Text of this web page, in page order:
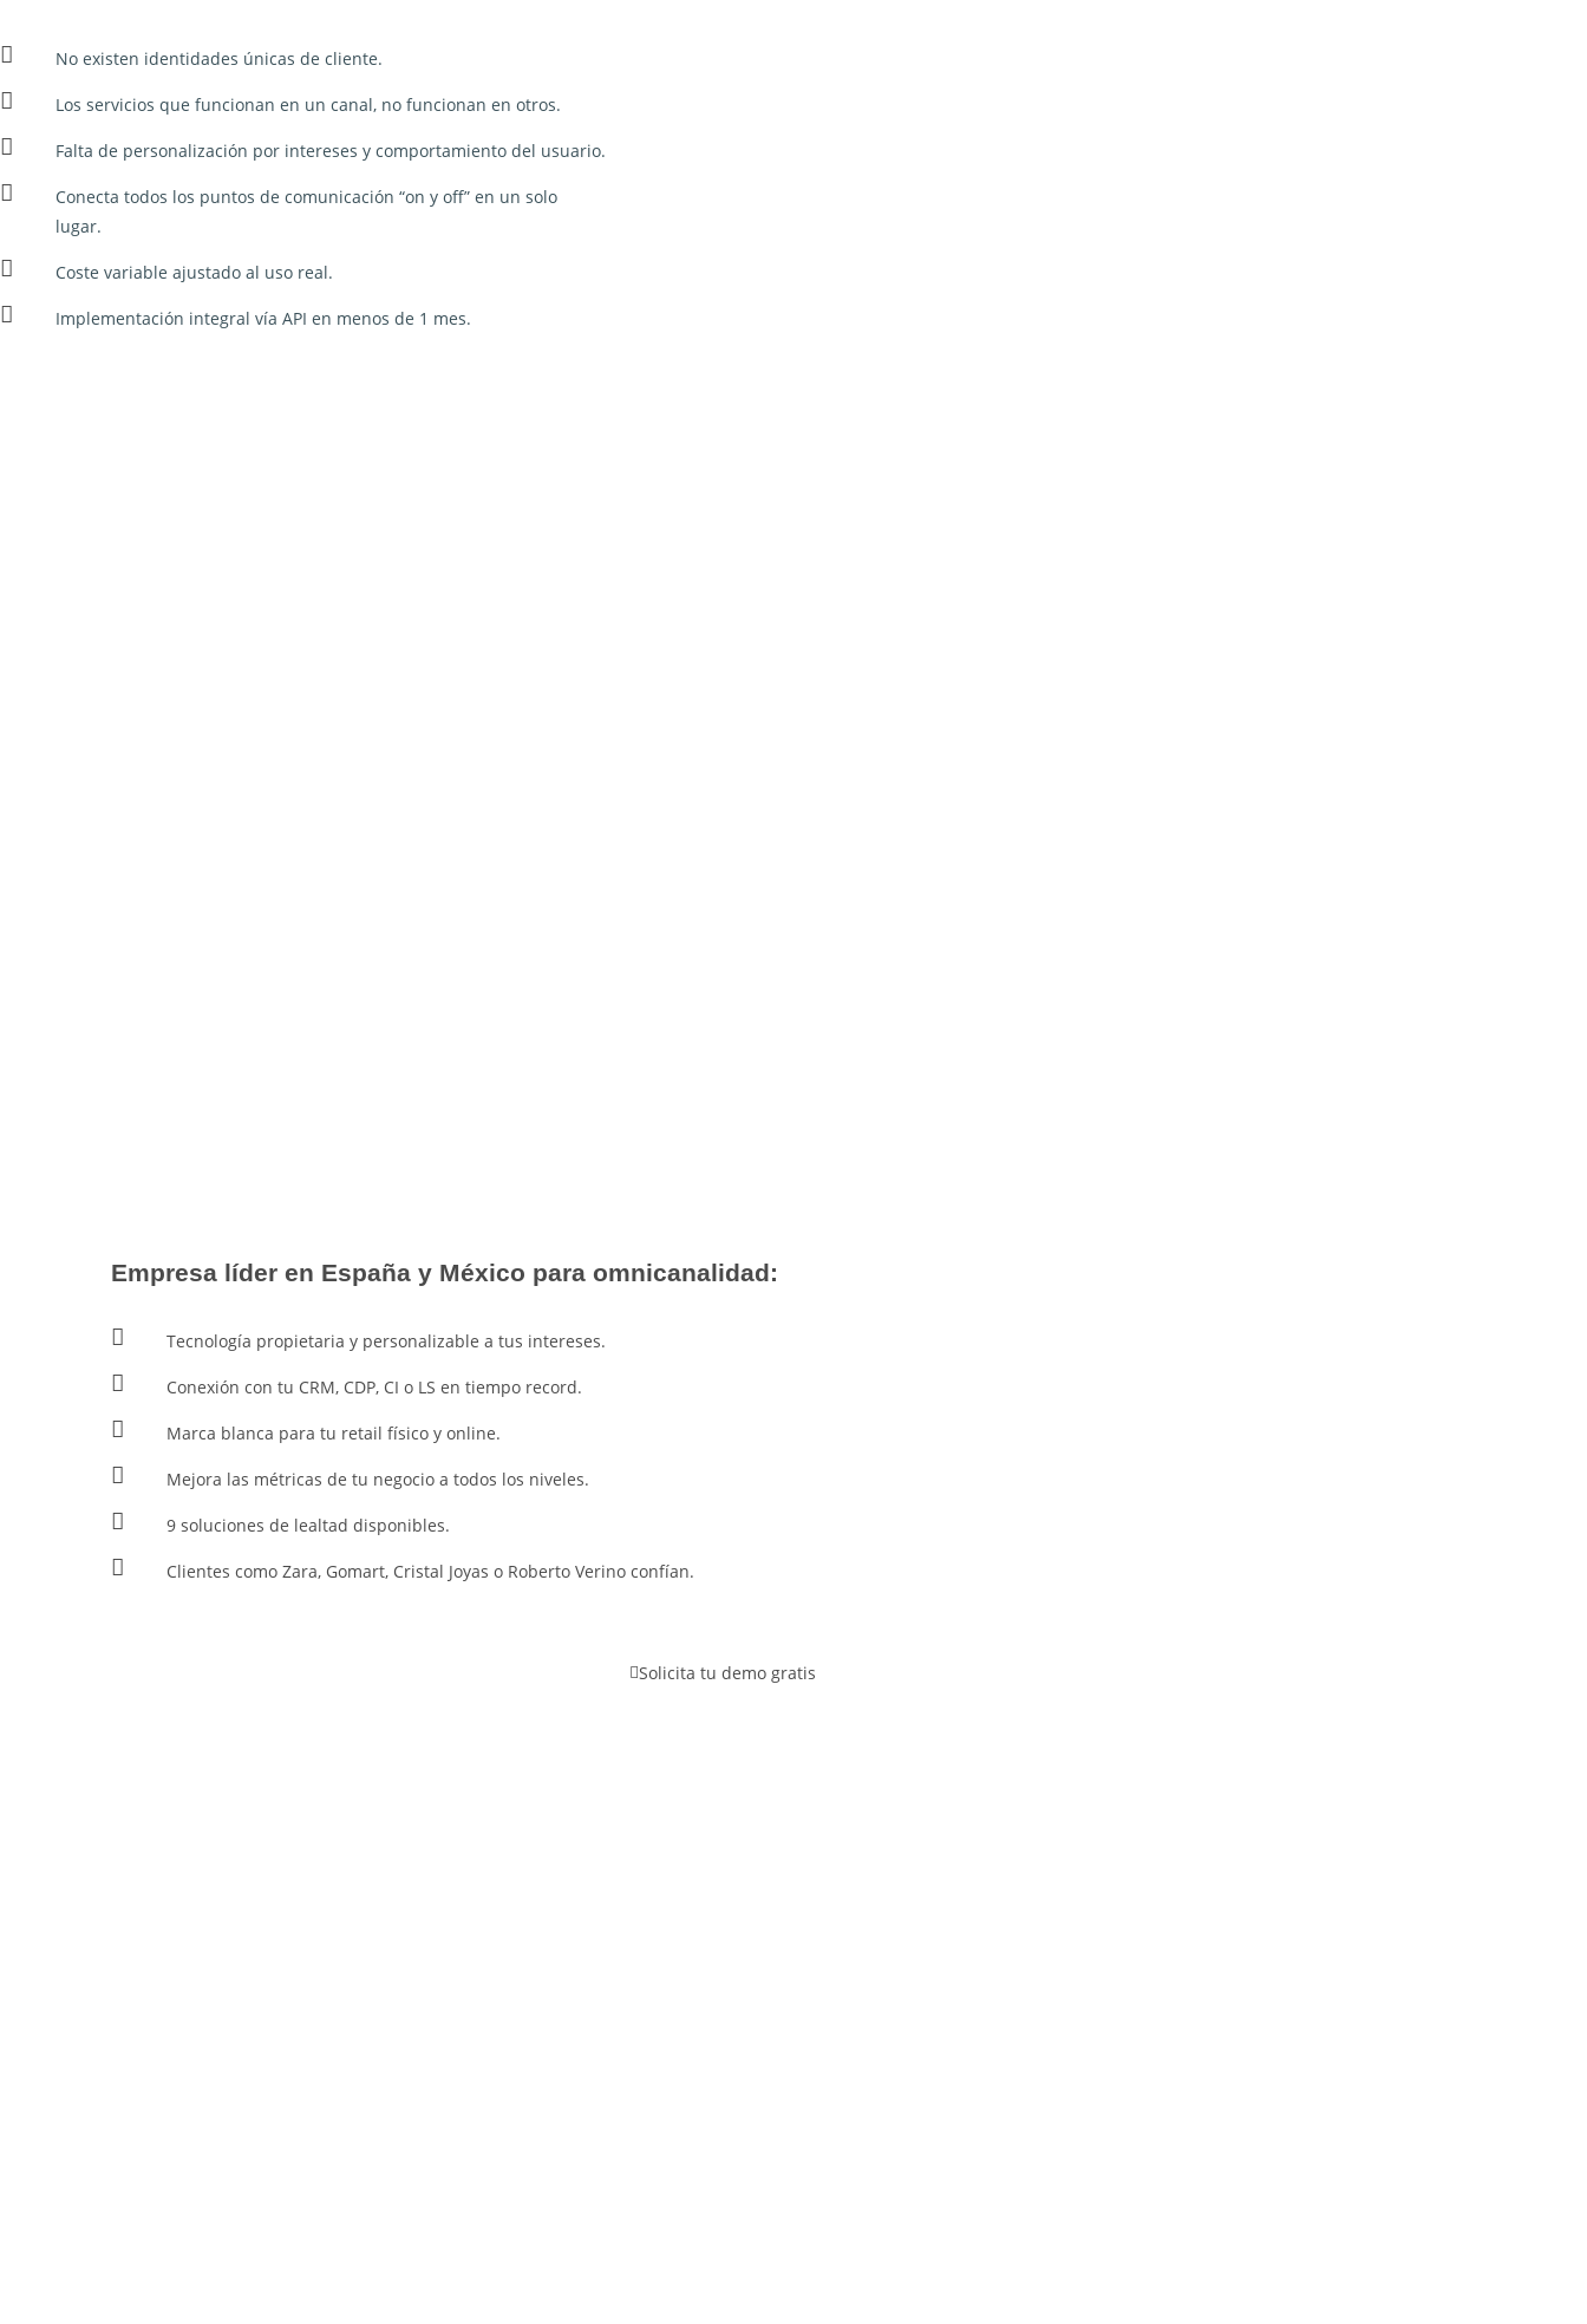
No existen identidades únicas de cliente.
Los servicios que funcionan en un canal, no funcionan en otros.
Falta de personalización por intereses y comportamiento del usuario.
Conecta todos los puntos de comunicación “on y off” en un solo
lugar.
Coste variable ajustado al uso real.
Implementación integral vía API en menos de 1 mes.
Empresa líder en España y México para omnicanalidad:
Tecnología propietaria y personalizable a tus intereses.
Conexión con tu CRM, CDP, CI o LS en tiempo record.
Marca blanca para tu retail físico y online.
Mejora las métricas de tu negocio a todos los niveles.
9 soluciones de lealtad disponibles.
Clientes como Zara, Gomart, Cristal Joyas o Roberto Verino confían.
Solicita tu demo gratis